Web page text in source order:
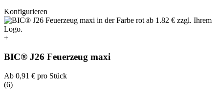
Konfigurieren
+
BIC® J26 Feuerzeug maxi
Ab 0,91 € pro Stück
(6)